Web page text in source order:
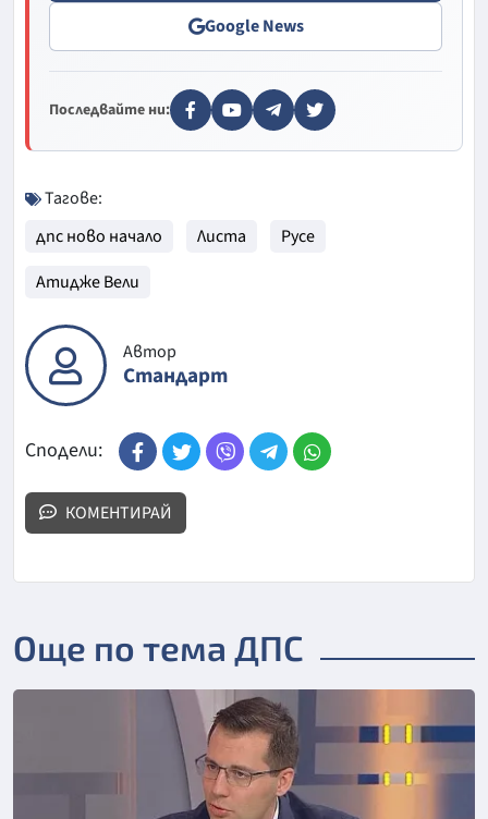
Google News
Последвайте ни:
Тагове:
дпс ново начало
Листа
Русе
Атидже Вели
Автор
Стандарт
Сподели:
КОМЕНТИРАЙ
Още по тема ДПС